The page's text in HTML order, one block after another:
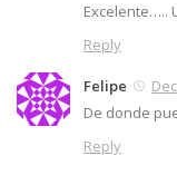
Excelente…..
Reply
Felipe
De donde
Reply